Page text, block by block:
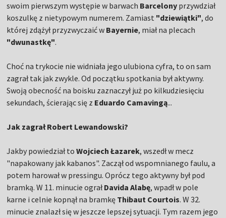
swoim pierwszym występie w barwach Barcelony przywdział
koszulkę z nietypowym numerem. Zamiast "dziewiątki", do
której zdążył przyzwyczaić w Bayernie, miał na plecach
"dwunastkę".
Choć na trykocie nie widniała jego ulubiona cyfra, to on sam
zagrał tak jak zwykle. Od początku spotkania był aktywny.
Swoją obecność na boisku zaznaczył już po kilkudziesięciu
sekundach, ścierając się z Eduardo Camavingą...
Jak zagrał Robert Lewandowski?
Jakby powiedział toWojciech Łazarek, wszedł w mecz
"napakowany jak kabanos". Zaczął od wspomnianego faulu, a
potem harował w pressingu. Oprócz tego aktywny był pod
bramką. W 11. minucie ograłDavida Alabę, wpadł w pole
karne i celnie kopnął na bramkę Thibaut Courtois. W 32.
minucie znalazł się w jeszcze lepszej sytuacji. Tym razem jego